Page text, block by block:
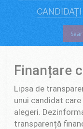
CANDIDAȚI
Finanțare
Lipsa de
unui candidat
alegeri.
transparență